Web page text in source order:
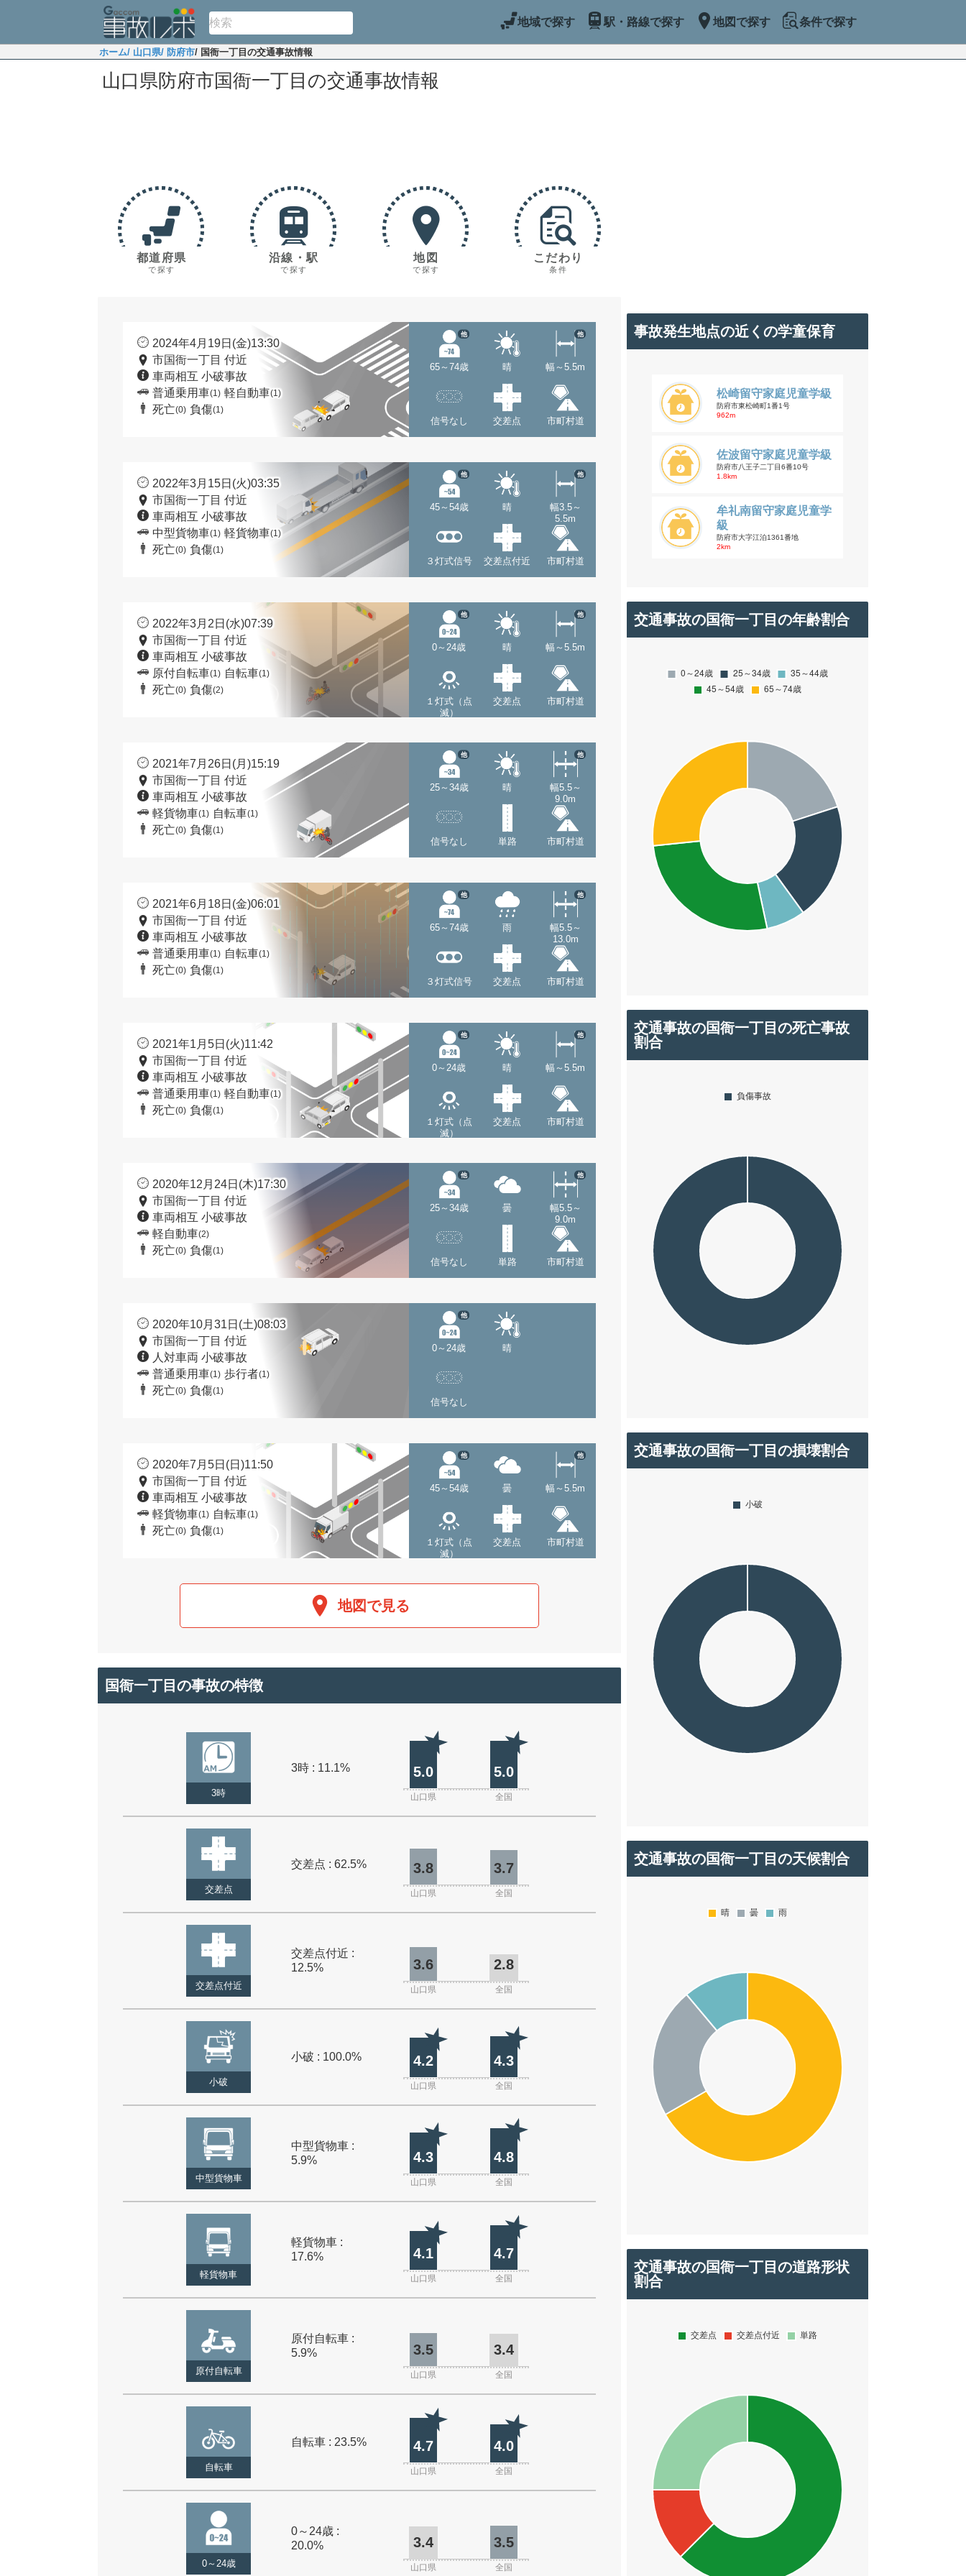
地域で探す 駅・路線で探す 地図で探す 条件で探す
ホーム/ 山口県/ 防府市/ 国衙一丁目の交通事故情報
山口県防府市国衙一丁目の交通事故情報
都道府県
で探す
沿線・駅
で探す
地図
で探す
こだわり
条件
2024年4月19日(金)13:30
市国衙一丁目 付近
車両相互 小破事故
普通乗用車(1) 軽自動車(1)
死亡(0) 負傷(1)
65～74歳
他
晴 幅～5.5m
他
信号なし 交差点 市町村道
2022年3月15日(火)03:35
市国衙一丁目 付近
車両相互 小破事故
中型貨物車(1) 軽貨物車(1)
死亡(0) 負傷(1)
45～54歳
他
晴
幅3.5～
5.5m
他
３灯式信号 交差点付近 市町村道
2022年3月2日(水)07:39
市国衙一丁目 付近
車両相互 小破事故
原付自転車(1) 自転車(1)
死亡(0) 負傷(2)
0～24歳
他
晴 幅～5.5m
他
１灯式（点
滅）
交差点 市町村道
2021年7月26日(月)15:19
市国衙一丁目 付近
車両相互 小破事故
軽貨物車(1) 自転車(1)
死亡(0) 負傷(1)
25～34歳
他
晴
幅5.5～
9.0m
他
信号なし 単路 市町村道
2021年6月18日(金)06:01
市国衙一丁目 付近
車両相互 小破事故
普通乗用車(1) 自転車(1)
死亡(0) 負傷(1)
65～74歳
他
雨
幅5.5～
13.0m
他
３灯式信号 交差点 市町村道
2021年1月5日(火)11:42
市国衙一丁目 付近
車両相互 小破事故
普通乗用車(1) 軽自動車(1)
死亡(0) 負傷(1)
0～24歳
他
晴 幅～5.5m
他
１灯式（点
滅）
交差点 市町村道
2020年12月24日(木)17:30
市国衙一丁目 付近
車両相互 小破事故
軽自動車(2)
死亡(0) 負傷(1)
25～34歳
他
曇
幅5.5～
9.0m
他
信号なし 単路 市町村道
2020年10月31日(土)08:03
市国衙一丁目 付近
人対車両 小破事故
普通乗用車(1) 歩行者(1)
死亡(0) 負傷(1)
0～24歳
他
晴
信号なし
2020年7月5日(日)11:50
市国衙一丁目 付近
車両相互 小破事故
軽貨物車(1) 自転車(1)
死亡(0) 負傷(1)
45～54歳
他
曇 幅～5.5m
他
１灯式（点
滅）
交差点 市町村道
地図で見る
国衙一丁目の事故の特徴
3時
3時 : 11.1% 5.0 5.0
山口県 全国
交差点
交差点 : 62.5% 3.8 3.7
山口県 全国
交差点付近
交差点付近 :
12.5%
3.6 2.8
山口県 全国
小破
小破 : 100.0% 4.2 4.3
山口県 全国
中型貨物車
中型貨物車 :
5.9%
4.3 4.8
山口県 全国
軽貨物車
軽貨物車 :
17.6%
4.1 4.7
山口県 全国
原付自転車
原付自転車 :
5.9%
3.5 3.4
山口県 全国
自転車
自転車 : 23.5% 4.7 4.0
山口県 全国
0～24歳
0～24歳 :
20.0%
3.4 3.5
山口県 全国
事故発生地点の近くの学童保育
松崎留守家庭児童学級
防府市東松崎町1番1号
962m
佐波留守家庭児童学級
防府市八王子二丁目6番10号
1.8km
牟礼南留守家庭児童学
級
防府市大字江泊1361番地
2km
交通事故の国衙一丁目の年齢割合
交通事故の国衙一丁目の死亡事故
割合
交通事故の国衙一丁目の損壊割合
交通事故の国衙一丁目の天候割合
交通事故の国衙一丁目の道路形状
割合